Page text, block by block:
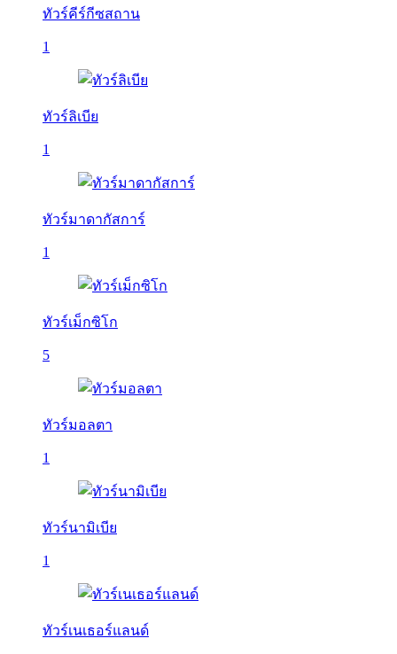
ทัวร์คีร์กีซสถาน
1
ทัวร์ลิเบีย
1
ทัวร์มาดากัสการ์
1
ทัวร์เม็กซิโก
5
ทัวร์มอลตา
1
ทัวร์นามิเบีย
1
ทัวร์เนเธอร์แลนด์